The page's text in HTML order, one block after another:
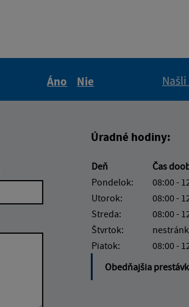
Áno
Nie
Úradné hodiny:
Deň Čas
Pondelok:
08:00 -
Utorok:
08:00 -
Streda:
08:00 -
Štvrtok:
Piatok:
08:00 -
Obedňajšia